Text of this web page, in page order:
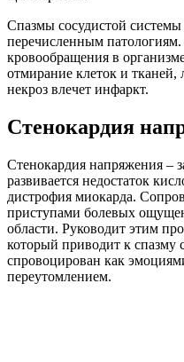
Спазмы сосудистой
перечисленным
кровообращения в
отмирание клеток и
некроз влечет инфаркт.
Стенокардия
Стенокардия напряжения –
развивается недостаток
дистрофия миокарда.
приступами болевых
области. Руководит этим
который приводит к спазму
спровоцирован как
переутомлением.